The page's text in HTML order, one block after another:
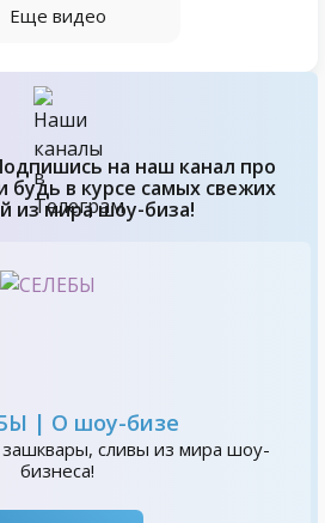
Еще видео
на наш канал про
будь в курсе самых свежих
из мира шоу-биза!
| О шоу-бизе
зашквары, сливы из мира шоу-
бизнеса!